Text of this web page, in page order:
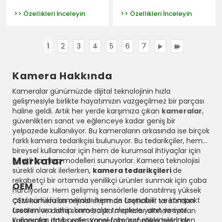
>> Özellikleri İnceleyin >> Özellikleri İnceleyin
1 2 3 4 5 6 7
Kamera Hakkında
Kameralar günümüzde dijital teknolojinin hızla
gelişmesiyle birlikte hayatımızın vazgeçilmez bir parçası
haline geldi. Artık her yerde karşımıza çıkan kameralar,
güvenlikten sanat ve eğlenceye kadar geniş bir
yelpazede kullanılıyor. Bu kameraların arkasında ise birçok
farklı kamera tedarikçisi bulunuyor. Bu tedarikçiler, hem
bireysel kullanıcılar için hem de kurumsal ihtiyaçlar için
çeşitli kamera modelleri sunuyorlar. Kamera teknolojisi
sürekli olarak ilerlerken, kamera tedarikçileride
rekabetçi bir ortamda yenilikçi ürünler sunmak için çaba
harcıyorlar. Hem gelişmiş sensörlerle donatılmış yüksek
çözünürlüklü kameralar hem de taşınabilir ve kompakt
tasarımlara sahip kameralar taleplere yanıt veriyor.
Kullanıcılar artık profesyonel fotoğraf makinelerinden
Markalar
OEM
OEM kameraları orijinal ekipman üreticileri tarafından
üretilen ve daha sonra başka markalar altında satılan